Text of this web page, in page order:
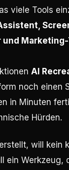
viele Tools
Marketing-
AI
noch einen
in Minuten
Hürden.
will kein
ein Werkzeug,